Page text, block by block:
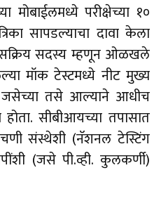
मोबाईलमध्ये परीक्षेच्या १०
सापडल्याचा दावा केला
सक्रिय सदस्य म्हणून ओळखले
मॉक टेस्टमध्ये नीट मुख्य
जसेच्या तसे आल्याने आधीच
सीबीआयच्या तपासात
संस्थेशी (नॅशनल टेस्टिंग
(जसे पी.व्ही. कुलकर्णी)